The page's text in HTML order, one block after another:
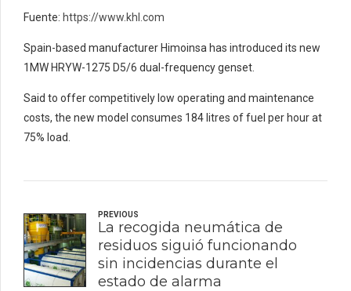
Fuente: https://www.khl.com
Spain-based manufacturer Himoinsa has introduced its new
1MW HRYW-1275 D5/6 dual-frequency genset.
Said to offer competitively low operating and maintenance
costs, the new model consumes 184 litres of fuel per hour at
75% load.
PREVIOUS
La recogida neumática de
residuos siguió funcionando
sin incidencias durante el
estado de alarma